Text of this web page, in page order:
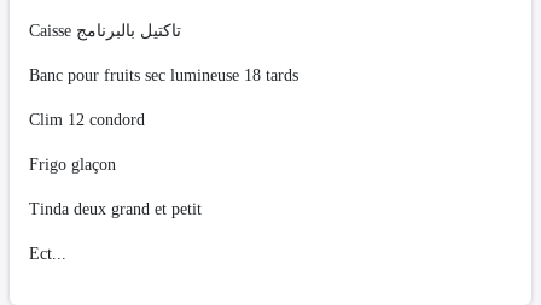
Caisse تاكتيل بالبرنامج
Banc pour fruits sec lumineuse 18 tards
Clim 12 condord
Frigo glaçon
Tinda deux grand et petit
Ect...